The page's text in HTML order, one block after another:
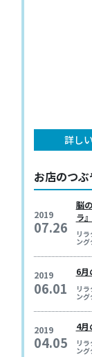
詳し
お店のつぶ
2019
07.26
脳
ラ
リ
ング
2019
06.01
6月
リ
ング
2019
04.05
4月
リ
ング